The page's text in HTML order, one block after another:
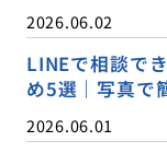
2026.06.02
LINEで相談で
め5選｜写真で
2026.06.01